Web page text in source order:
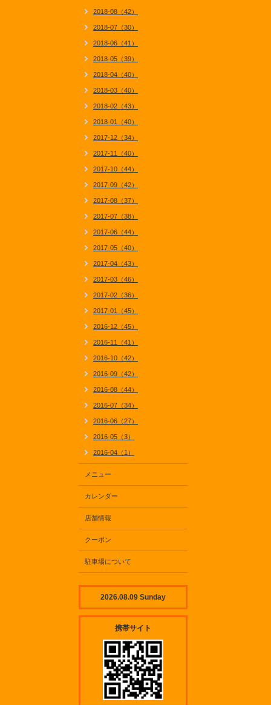
2018-08（42）
2018-07（30）
2018-06（41）
2018-05（39）
2018-04（40）
2018-03（40）
2018-02（43）
2018-01（40）
2017-12（34）
2017-11（40）
2017-10（44）
2017-09（42）
2017-08（37）
2017-07（38）
2017-06（44）
2017-05（40）
2017-04（43）
2017-03（46）
2017-02（36）
2017-01（45）
2016-12（45）
2016-11（41）
2016-10（42）
2016-09（42）
2016-08（44）
2016-07（34）
2016-06（27）
2016-05（3）
2016-04（1）
メニュー
カレンダー
店舗情報
クーポン
駐車場について
2026.08.09 Sunday
携帯サイト